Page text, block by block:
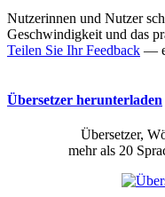
Nutzerinnen und Nutzer
Geschwindigkeit und das
Teilen Sie Ihr Feedback —
Übersetzer herunterladen
Übersetzer,
mehr als 20